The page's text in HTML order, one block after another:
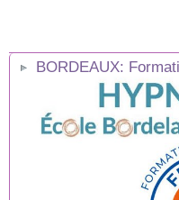
BORDEAUX: